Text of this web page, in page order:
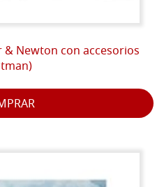
& Newton con accesorios